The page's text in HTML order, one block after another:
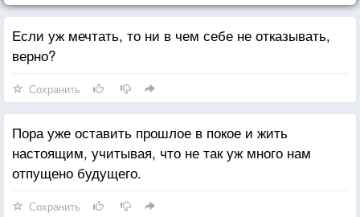
Если уж мечтать, то ни в чем себе не отказывать,
верно?
Сохранить
Пора уже оставить прошлое в покое и жить
настоящим, учитывая, что не так уж много нам
отпущено будущего.
Сохранить